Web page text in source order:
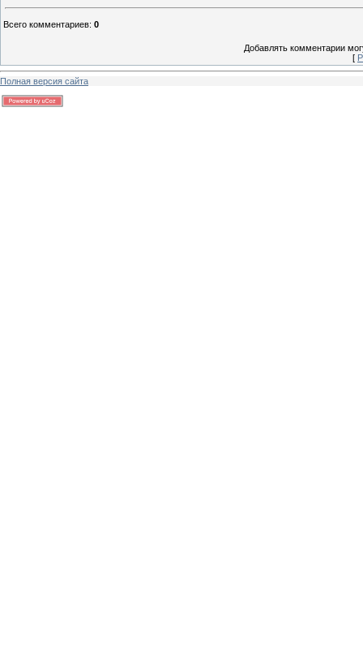
Всего комментариев: 0
Добавлять комментарии
[
Полная версия сайта